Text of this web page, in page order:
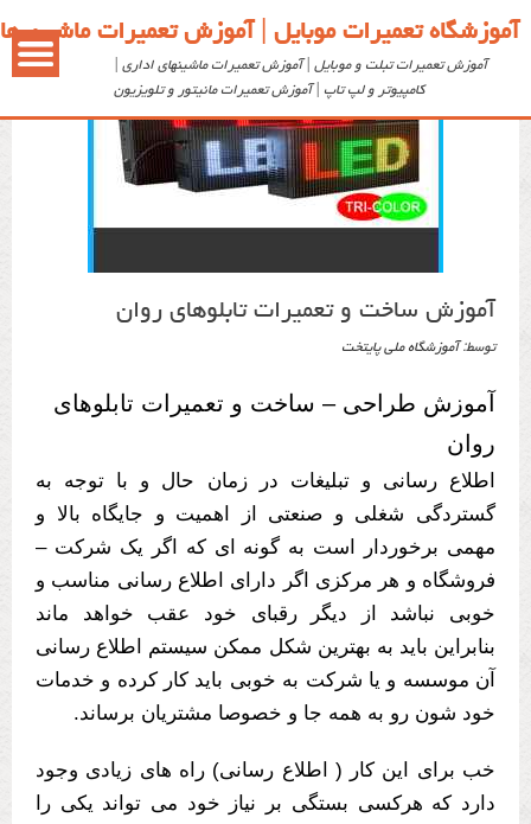
آموزشگاه تعمیرات موبایل | آموزش تعمیرات ماشین
آموزش تعمیرات تبلت و موبایل | آموزش تعمیرات ماشینهای اداری |
کامپیوتر و لپ تاپ | آموزش تعمیرات مانیتور و تلویزیون
آموزش ساخت و تعمیرات تابلوهای روان
توسط: ‪آموزشگاه ملی پایتخت
آموزش طراحی – ساخت و تعمیرات تابلوهای
روان
اطلاع رسانی و تبلیغات در زمان حال و با توجه به
گستردگی شغلی و صنعتی از اهمیت و جایگاه بالا و
مهمی برخوردار است به گونه ای که اگر یک شرکت –
فروشگاه و هر مرکزی اگر دارای اطلاع رسانی مناسب و
خوبی نباشد از دیگر رقبای خود عقب خواهد ماند
بنابراین باید به بهترین شکل ممکن سیستم اطلاع رسانی
آن موسسه و یا شرکت به خوبی باید کار کرده و خدمات
خود شون رو به همه جا و خصوصا مشتریان برساند.
خب برای این کار ( اطلاع رسانی) راه های زیادی وجود
دارد که هرکسی بستگی بر نیاز خود می تواند یکی را